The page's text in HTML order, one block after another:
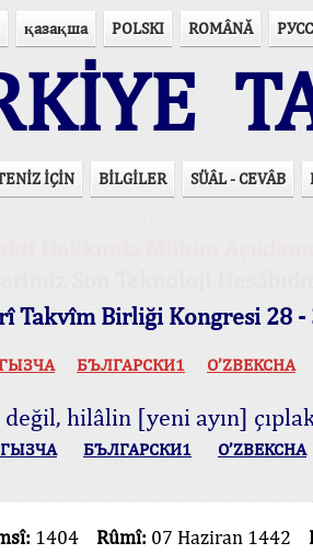
қазақша POLSKI ROMÂNĂ
İÇİN BİLGİLER SÜÂL - CEVÂB
Takvîm Birliği Kongresi 28 -
БЪЛГАРСКИ1 O’ZBEKCHA
hilâlin [yeni ayın]
БЪЛГАРСКИ1 O’ZBEKCHA
1404 Rûmî: 07 Haziran 1442